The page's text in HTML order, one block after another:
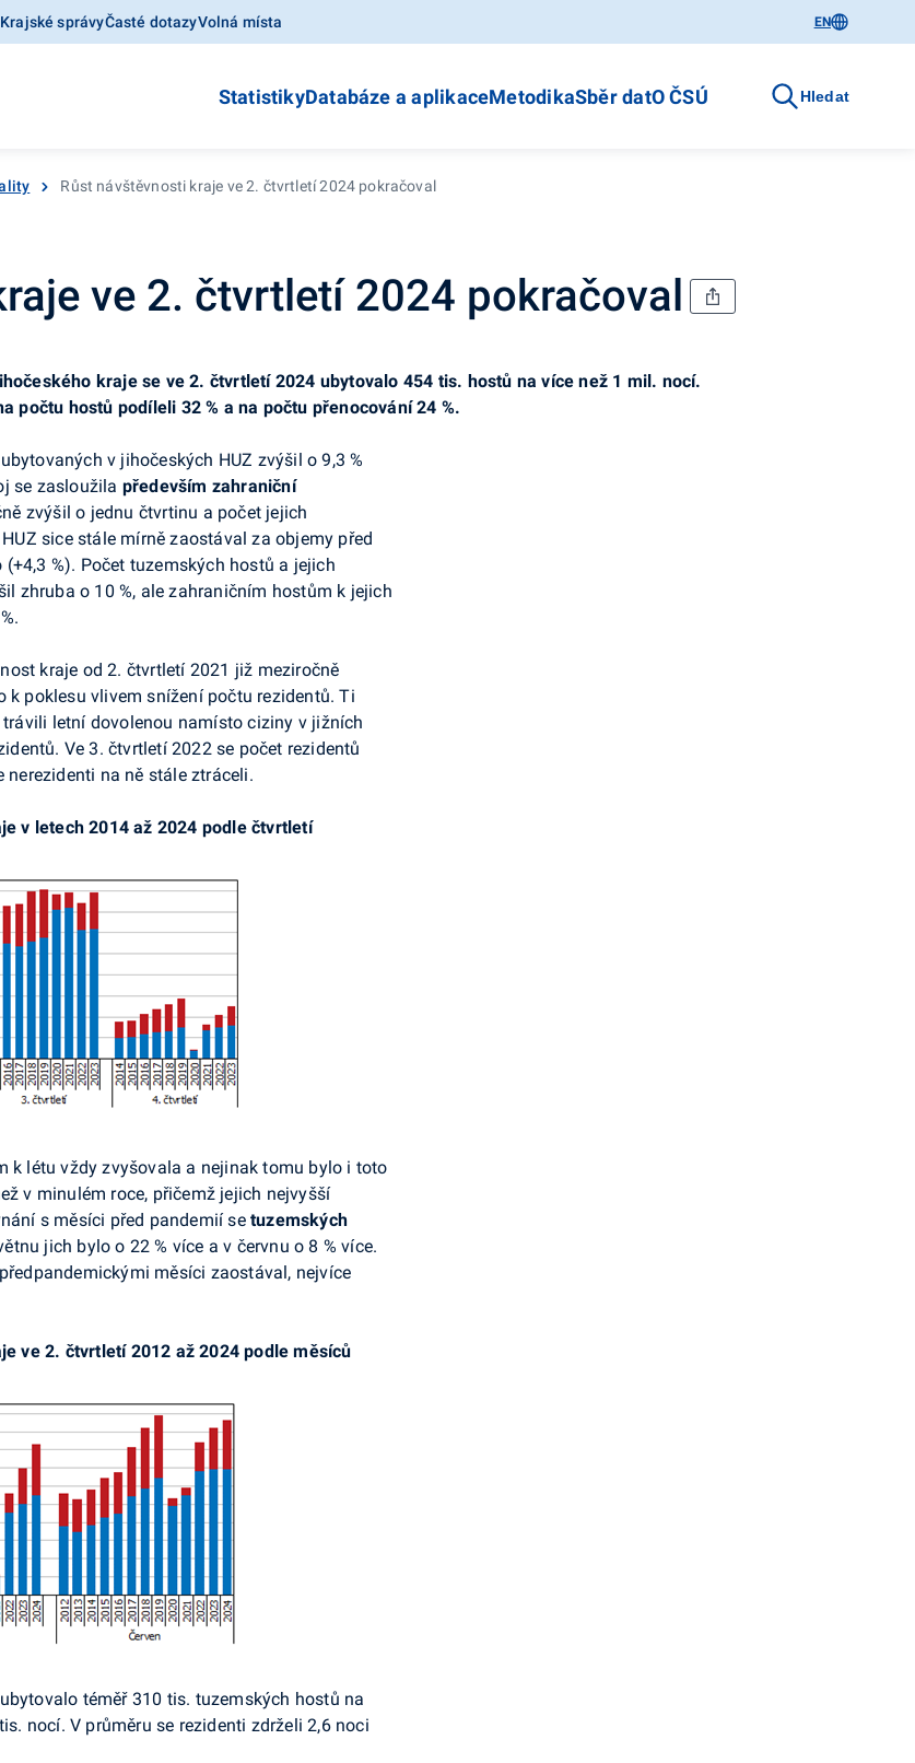
Krajské správyČasté dotazyVolná místa EN
StatistikyDatabáze a aplikaceMetodikaSběr datO ČSÚ Hledat
Růst návštěvnosti kraje ve 2. čtvrtletí 2024 pokračoval
ve 2. čtvrtletí 2024 pokračoval
kraje se ve 2. čtvrtletí 2024 ubytovalo 454 tis. hostů na více než 1 mil. nocí.
počtu hostů podíleli 32 % a na počtu přenocování 24 %.
ubytovaných v jihočeských HUZ zvýšil o 9,3 %
se zasloužila především zahraniční
zvýšil o jednu čtvrtinu a počet jejich
sice stále mírně zaostával za objemy před
%). Počet tuzemských hostů a jejich
zhruba o 10 %, ale zahraničním hostům k jejich
kraje od 2. čtvrtletí 2021 již meziročně
poklesu vlivem snížení počtu rezidentů. Ti
letní dovolenou namísto ciziny v jižních
Ve 3. čtvrtletí 2022 se počet rezidentů
nerezidenti na ně stále ztráceli.
v letech 2014 až 2024 podle čtvrtletí
k létu vždy zvyšovala a nejinak tomu bylo i toto
v minulém roce, přičemž jejich nejvyšší
s měsíci před pandemií se tuzemských
jich bylo o 22 % více a v červnu o 8 % více.
předpandemickými měsíci zaostával, nejvíce
ve 2. čtvrtletí 2012 až 2024 podle měsíců
téměř 310 tis. tuzemských hostů na
nocí. V průměru se rezidenti zdrželi 2,6 noci